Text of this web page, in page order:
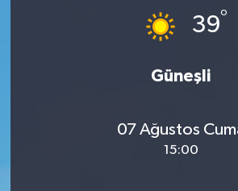
39°
Güneşli
07 Ağustos
15:00